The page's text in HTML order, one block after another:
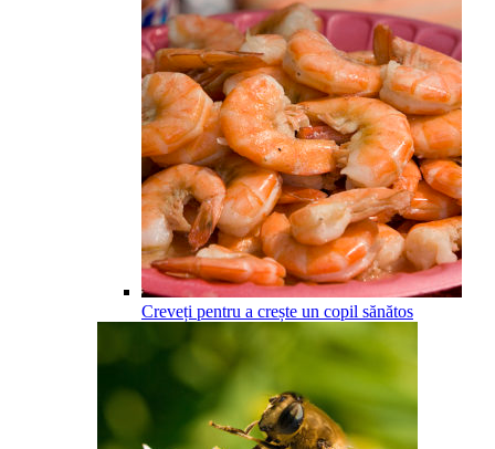
Creveți pentru a crește un copil sănătos